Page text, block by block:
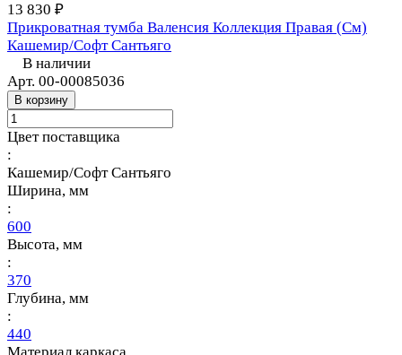
13 830 ₽
Прикроватная тумба Валенсия Коллекция Правая (См)
Кашемир/Софт Сантьяго
В наличии
Арт. 00-00085036
В корзину
Цвет поставщика
:
Кашемир/Софт Сантьяго
Ширина, мм
:
600
Высота, мм
:
370
Глубина, мм
:
440